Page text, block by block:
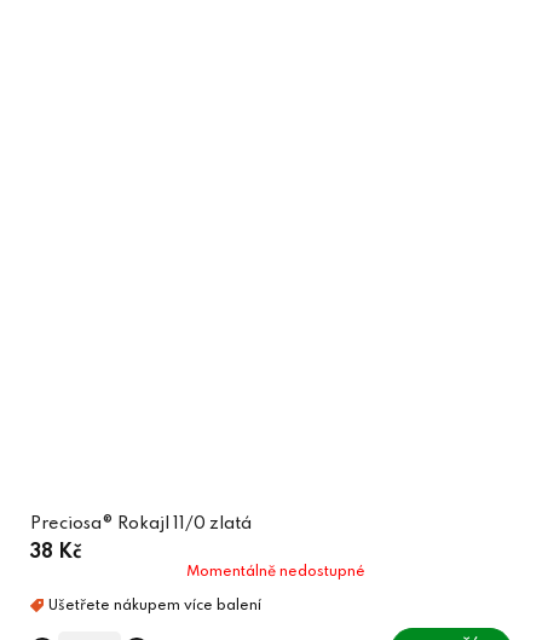
Preciosa® Rokajl 11/0 zlatá
38 Kč
Momentálně nedostupné